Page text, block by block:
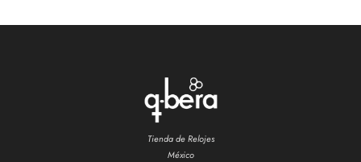
Tienda de Relojes
México